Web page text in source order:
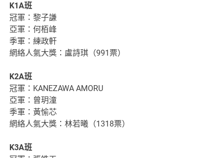
K1A班
冠軍：黎子謙
亞軍：何栢峰
季軍：練政軒
網絡人氣大獎：盧詩琪（991票）
K2A班
冠軍：KANEZAWA AMORU
亞軍：曾玥潼
季軍：黃愉芯
網絡人氣大獎：林若曦（1318票）
K3A班